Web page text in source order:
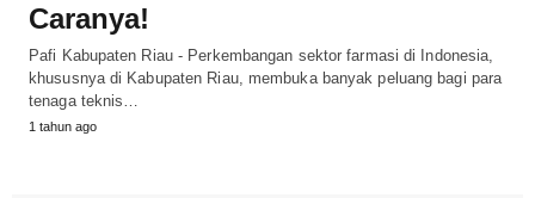
Caranya!
Pafi Kabupaten Riau - Perkembangan sektor farmasi di Indonesia,
khususnya di Kabupaten Riau, membuka banyak peluang bagi para
tenaga teknis…
1 tahun ago